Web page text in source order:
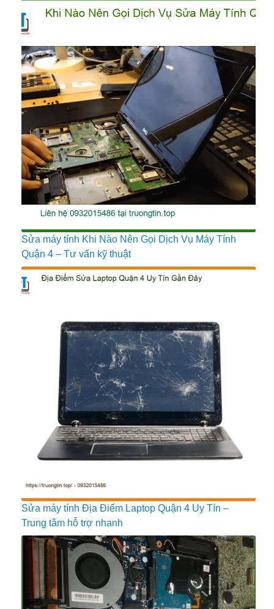
Sửa máy tính Khi Nào Nên Gọi Dịch Vụ Máy Tính
Quận 4 – Tư vấn kỹ thuật
Sửa máy tính Địa Điểm Laptop Quận 4 Uy Tín –
Trung tâm hỗ trợ nhanh